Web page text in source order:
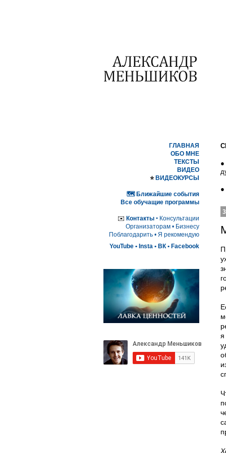
●
●
я
ГЛАВНАЯ
ОБО МНЕ
ТЕКСТЫ
ВИДЕО
⭐️ ВИДЕОКУРСЫ
🗺 Ближайшие события
Все обучащие программы
✉️ Контакты • Консультации
Организаторам • Бизнесу
Поблагодарить • Я рекомендую
YouTube • Insta • ВК • Facebook